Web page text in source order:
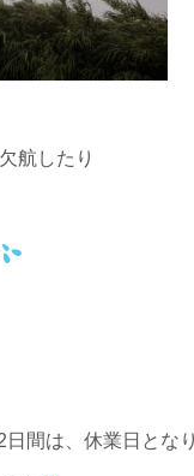
航したり
間は、休業日とな